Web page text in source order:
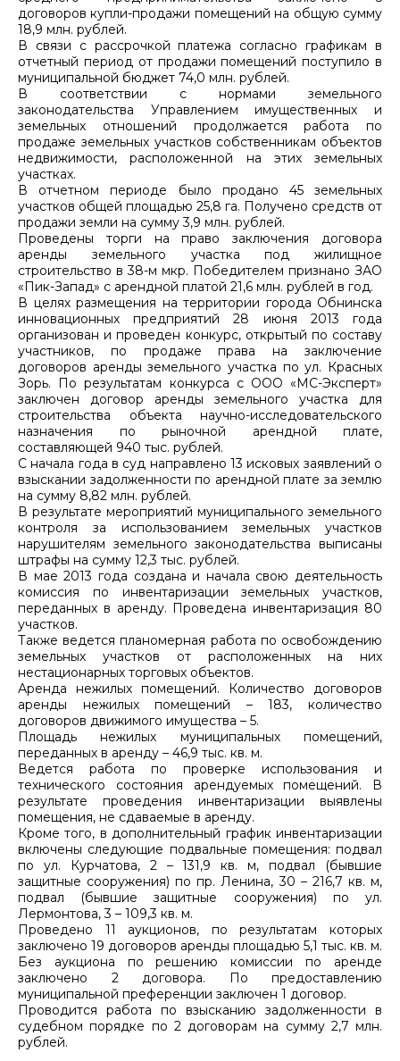
договоров купли-продажи помещений на общую сумму
18,9 млн. рублей.
В связи с рассрочкой платежа согласно графикам в
отчетный период от продажи помещений поступило в
муниципальной бюджет 74,0 млн. рублей.
В соответствии с нормами земельного
законодательства Управлением имущественных и
земельных отношений продолжается работа по
продаже земельных участков собственникам объектов
недвижимости, расположенной на этих земельных
участках.
В отчетном периоде было продано 45 земельных
участков общей площадью 25,8 га. Получено средств от
продажи земли на сумму 3,9 млн. рублей.
Проведены торги на право заключения договора
аренды земельного участка под жилищное
строительство в 38-м мкр. Победителем признано ЗАО
«Пик-Запад» с арендной платой 21,6 млн. рублей в год.
В целях размещения на территории города Обнинска
инновационных предприятий 28 июня 2013 года
организован и проведен конкурс, открытый по составу
участников, по продаже права на заключение
договоров аренды земельного участка по ул. Красных
Зорь. По результатам конкурса с ООО «МС-Эксперт»
заключен договор аренды земельного участка для
строительства объекта научно-исследовательского
назначения по рыночной арендной плате,
составляющей 940 тыс. рублей.
С начала года в суд направлено 13 исковых заявлений о
взыскании задолженности по арендной плате за землю
на сумму 8,82 млн. рублей.
В результате мероприятий муниципального земельного
контроля за использованием земельных участков
нарушителям земельного законодательства выписаны
штрафы на сумму 12,3 тыс. рублей.
В мае 2013 года создана и начала свою деятельность
комиссия по инвентаризации земельных участков,
переданных в аренду. Проведена инвентаризация 80
участков.
Также ведется планомерная работа по освобождению
земельных участков от расположенных на них
нестационарных торговых объектов.
Аренда нежилых помещений. Количество договоров
аренды нежилых помещений – 183, количество
договоров движимого имущества – 5.
Площадь нежилых муниципальных помещений,
переданных в аренду – 46,9 тыс. кв. м.
Ведется работа по проверке использования и
технического состояния арендуемых помещений. В
результате проведения инвентаризации выявлены
помещения, не сдаваемые в аренду.
Кроме того, в дополнительный график инвентаризации
включены следующие подвальные помещения: подвал
по ул. Курчатова, 2 – 131,9 кв. м, подвал (бывшие
защитные сооружения) по пр. Ленина, 30 – 216,7 кв. м,
подвал (бывшие защитные сооружения) по ул.
Лермонтова, 3 – 109,3 кв. м.
Проведено 11 аукционов, по результатам которых
заключено 19 договоров аренды площадью 5,1 тыс. кв. м.
Без аукциона по решению комиссии по аренде
заключено 2 договора. По предоставлению
муниципальной преференции заключен 1 договор.
Проводится работа по взысканию задолженности в
судебном порядке по 2 договорам на сумму 2,7 млн.
рублей.